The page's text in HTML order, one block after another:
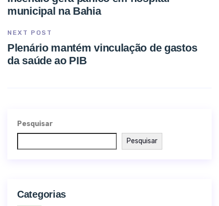
municipal na Bahia
NEXT POST
Plenário mantém vinculação de gastos
da saúde ao PIB
Pesquisar
Pesquisar
Categorias